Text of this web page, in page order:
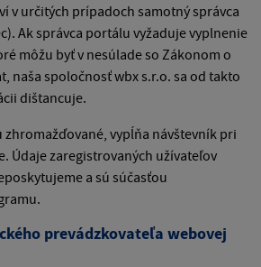
v určitých prípadoch samotný správca
Ak správca portálu vyžaduje vyplnenie
môžu byť v nesúlade so Zákonom o
naša spoločnosť wbx s.r.o. sa od takto
dištancuje.
zhromažďované, vypĺňa návštevník pri
Údaje zaregistrovaných užívateľov
a sú súčasťou
prevádzkovateľa webovej